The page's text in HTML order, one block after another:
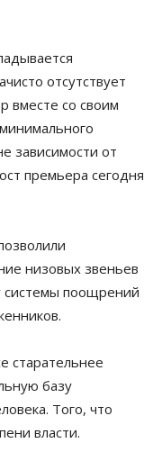
отсутствует
вместе со своим
зависимости от
премьера сегодня
низовых звеньев
системы поощрений
старательнее
базу
Того, что
власти.